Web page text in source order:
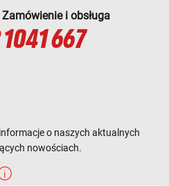
i obsługa
667
o naszych aktualnych
nowościach.